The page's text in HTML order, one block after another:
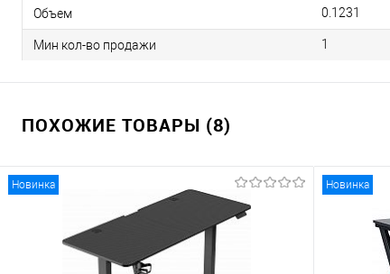
Объем 0.1231
Мин кол-во продажи 1
ПОХОЖИЕ ТОВАРЫ (8)
Новинка Новинка